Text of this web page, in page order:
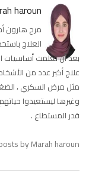
haroun
مرح هارون
العلاج
بعد أن تعلمت أساسيات
علاج أكبر عدد من
مثل مرض السكري ،
وغيرها ليستعيدوا
قدر المستطاع .
by Marah haroun